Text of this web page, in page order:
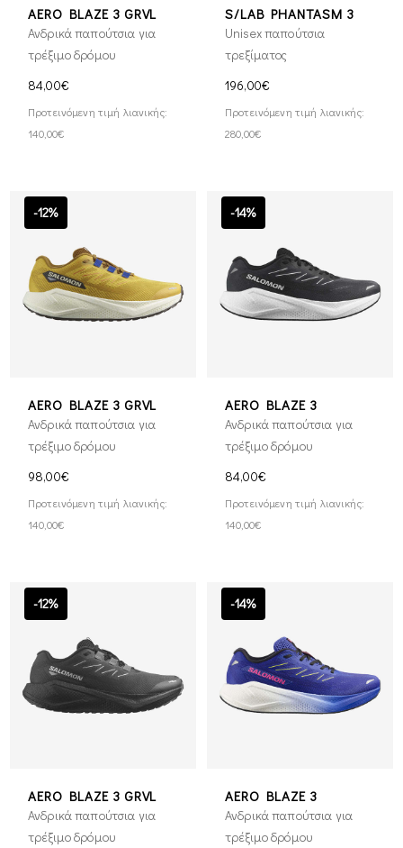
AERO BLAZE 3 GRVL
Ανδρικά παπούτσια για
τρέξιμο δρόμου
84,00€
Προτεινόμενη τιμή λιανικής:
140,00€
S/LAB PHANTASM 3
Unisex παπούτσια
τρεξίματος
196,00€
Προτεινόμενη τιμή λιανικής:
280,00€
-12%
AERO BLAZE 3 GRVL
Ανδρικά παπούτσια για
τρέξιμο δρόμου
98,00€
Προτεινόμενη τιμή λιανικής:
140,00€
-14%
AERO BLAZE 3
Ανδρικά παπούτσια για
τρέξιμο δρόμου
84,00€
Προτεινόμενη τιμή λιανικής:
140,00€
-12%
AERO BLAZE 3 GRVL
Ανδρικά παπούτσια για
τρέξιμο δρόμου
-14%
AERO BLAZE 3
Ανδρικά παπούτσια για
τρέξιμο δρόμου